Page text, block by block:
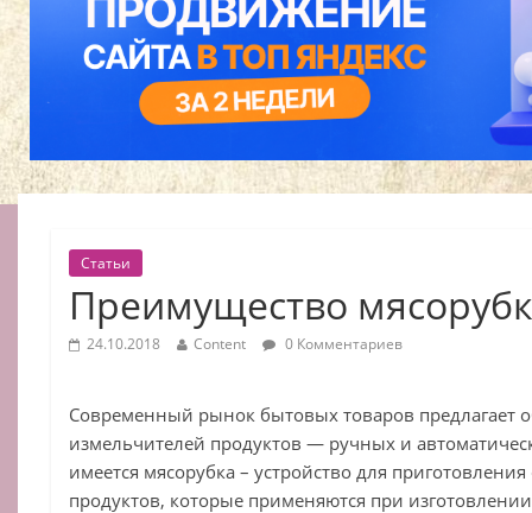
Статьи
Преимущество
24.10.2018 Content 0 Комментариев
Современный рынок бытовых товаров предлагает
измельчителей продуктов — ручных и
имеется мясорубка – устройство для
продуктов, которые применяются при изготовлении